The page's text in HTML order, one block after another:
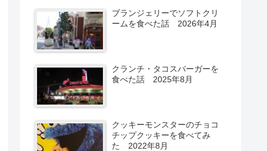
ブランジェリーでソフトクリ
ームを食べた話 2026年4月
クランチ・タコスバーガーを
食べた話 2025年8月
クッキーモンスターのチョコ
チップクッキーを食べてみ
た 2022年8月